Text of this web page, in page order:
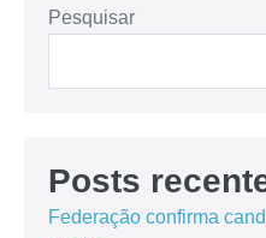
Pesquisar
Posts
Federação confirma